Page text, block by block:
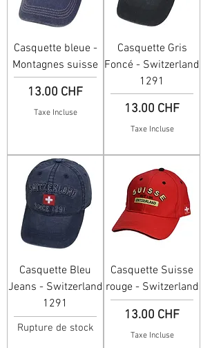
Casquette bleue -
Montagnes suisse
Prix
13.00 CHF
Taxe Incluse
Casquette Gris
Foncé - Switzerland
1291
Prix
13.00 CHF
Taxe Incluse
Casquette Bleu
Jeans - Switzerland
1291
Rupture de stock
Casquette Suisse
rouge - Switzerland
Prix
13.00 CHF
Taxe Incluse